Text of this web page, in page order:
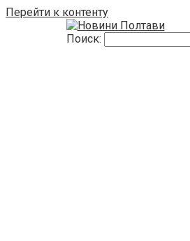
Перейти к контенту
Поиск: